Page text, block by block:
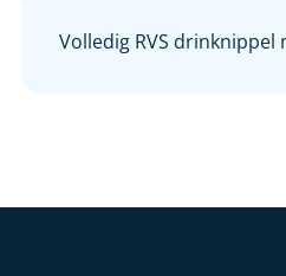
Volledig RVS